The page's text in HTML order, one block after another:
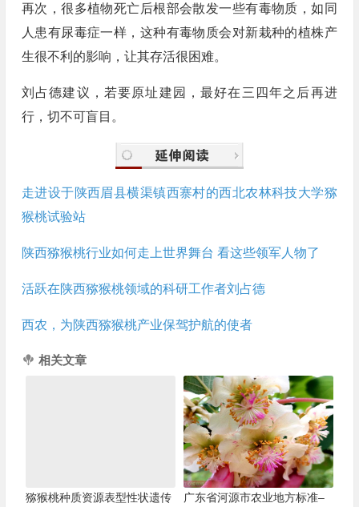
再次，很多植物死亡后根部会散发一些有毒物质，如同
人患有尿毒症一样，这种有毒物质会对新栽种的植株产
生很不利的影响，让其存活很困难。
刘占德建议，若要原址建园，最好在三四年之后再进
行，切不可盲目。
走进设于陕西眉县横渠镇西寨村的西北农林科技大学猕
猴桃试验站
陕西猕猴桃行业如何走上世界舞台 看这些领军人物了
活跃在陕西猕猴桃领域的科研工作者刘占德
西农，为陕西猕猴桃产业保驾护航的使者
相关文章
猕猴桃种质资源表型性状遗传
广东省河源市农业地方标准–